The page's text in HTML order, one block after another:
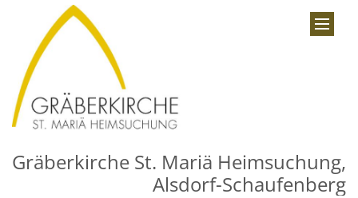
Zum Inhalt springen
Gräberkirche St. Mariä Heimsuchung,
Alsdorf-Schaufenberg